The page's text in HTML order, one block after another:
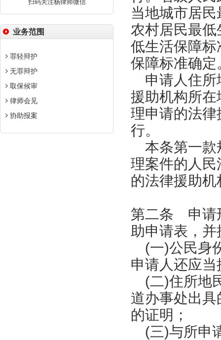
扫码关注杨律师微信
业务范围
罪轻辩护
无罪辩护
取保候审
律师会见
协助报案
当地城市居
农村居民最
低生活保障
保障标准确定
申请人住所
援助机构所
理申请的法
行。
本条第一款
理案件的人
的法律援助
第二条 申请
助申请表，
(一)公民身
申请人还应
(二)住所地
道办事处出
的证明；
(三)与所申